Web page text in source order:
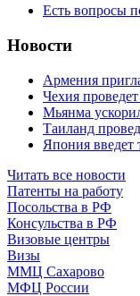
Есть вопросы
Новости
Армения
Чехия
Мьянма
Таиланд
Япония введет
Читать все новости
Патенты на работу
Посольства в РФ
Консульства в РФ
Визовые центры
Визы
ММЦ Сахарово
МФЦ России